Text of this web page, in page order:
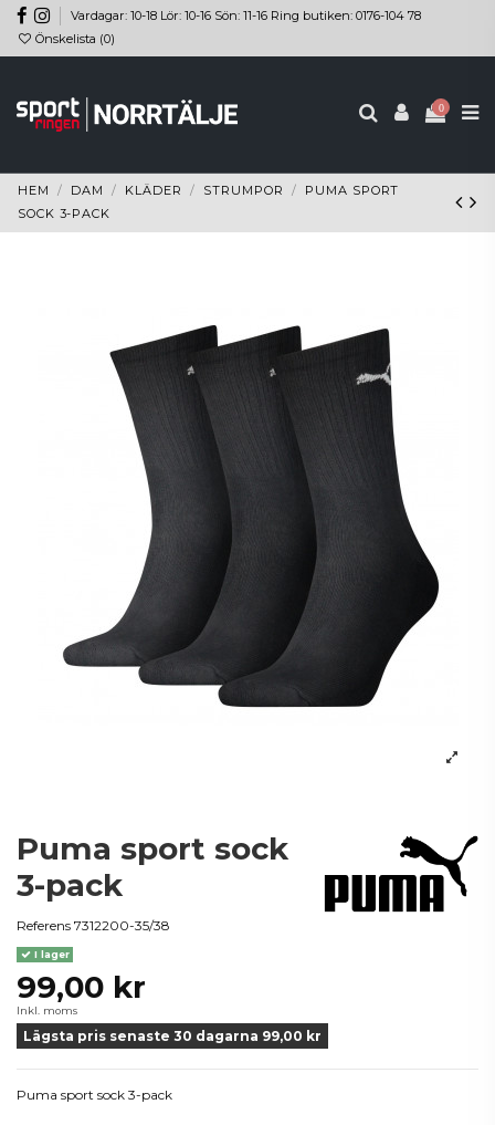
Vardagar: 10-18 Lör: 10-16 Sön: 11-16 Ring butiken: 0176-104 78
Önskelista (0)
0
HEM DAM KLÄDER STRUMPOR
PUMA SPORT
SOCK 3-PACK
Puma sport sock
3-pack
Referens 7312200-35/38
I lager
99,00 kr
Inkl. moms
Lägsta pris senaste 30 dagarna 99,00 kr
Puma sport sock 3-pack